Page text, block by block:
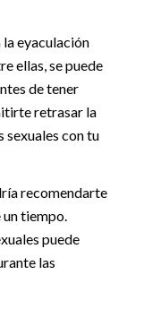
eyaculación
ellas, se puede
de tener
retrasar la
sexuales con tu
recomendarte
tiempo.
puede
las